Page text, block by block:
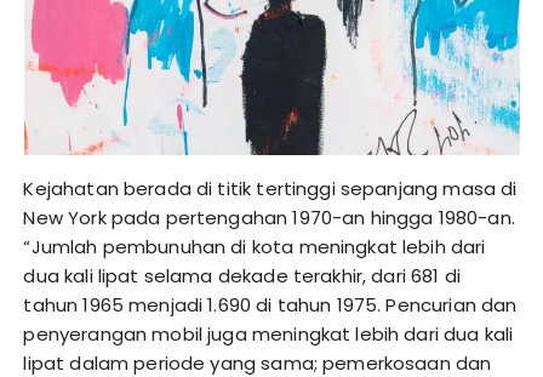
Kejahatan berada di titik tertinggi sepanjang masa di
New York pada pertengahan 1970-an hingga 1980-an.
“Jumlah pembunuhan di kota meningkat lebih dari
dua kali lipat selama dekade terakhir, dari 681 di
tahun 1965 menjadi 1.690 di tahun 1975. Pencurian dan
penyerangan mobil juga meningkat lebih dari dua kali
lipat dalam periode yang sama; pemerkosaan dan